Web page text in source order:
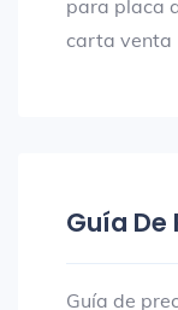
para placa
carta venta
Guía De
Guía de